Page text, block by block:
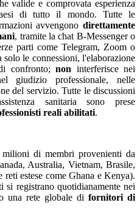
valide e comprovata esperienza
di tutto il mondo. Tutte le
avvengono direttamente
, tramite la chat B-Messenger o
parti come Telegram, Zoom o
le connessioni, l'elaborazione
confronto;non interferisce nei
giudizio professionale, nelle
del servizio. Tutte le discussioni
sanitaria sono prese
reali abilitati.
di membri provenienti da
Australia, Vietnam, Brasile,
estese come Ghana e Kenya).
registrano quotidianamente nei
una rete globale di fornitori di